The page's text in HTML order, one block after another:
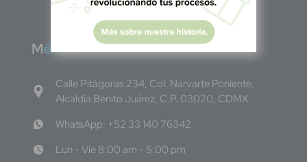
México
Calle Pitágoras 234, Col. Narvarte Poniente,
Alcaldía Benito Juárez, C.P. 03020, CDMX
WhatsApp: +52 33 140 76342
Lun - Vie 8:00 am - 5:00 pm